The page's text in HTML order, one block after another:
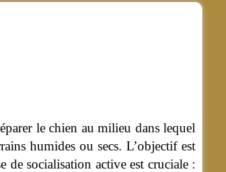
le chien au milieu dans lequel
humides ou secs. L’objectif est
de socialisation active est cruciale :